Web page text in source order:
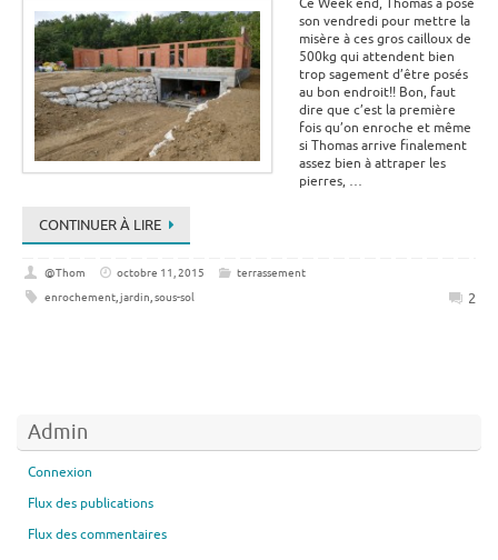
son vendredi pour mettre la
misère à ces gros cailloux de
500kg qui attendent bien
trop sagement d’être posés
au bon endroit!! Bon, faut
dire que c’est la première
fois qu’on enroche et même
si Thomas arrive finalement
assez bien à attraper les
pierres, …
CONTINUER À LIRE
@Thom octobre 11, 2015
terrassement
enrochement,jardin,sous-sol 2
Admin
Connexion
Flux des publications
Flux des commentaires